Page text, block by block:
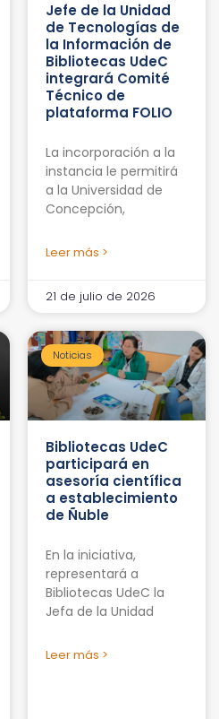
Jefe de la Unidad
de Tecnologías de
la Información de
Bibliotecas UdeC
integrará Comité
Técnico de
plataforma FOLIO
La incorporación a la
instancia le permitirá
a la Universidad de
Concepción,
Leer más >
21 de julio de 2026
Noticias
Bibliotecas UdeC
participará en
asesoría científica
a establecimiento
de Ñuble
En la iniciativa,
representará a
Bibliotecas UdeC la
Jefa de la Unidad
Leer más >